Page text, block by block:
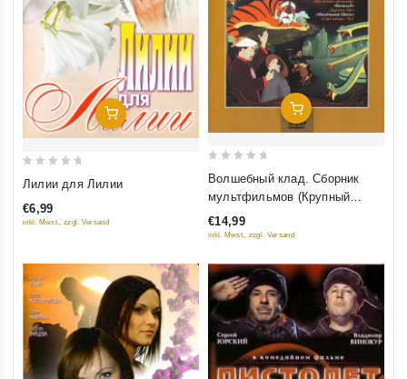
Добавить В Корзину
of
Лилии для Лилии
€6,99
inkl. Mwst., zzgl. Versand
Добавить В Корзину
5
Волшебный клад. Сборник
мультфильмов (Крупный
план)
€14,99
inkl. Mwst., zzgl. Versand